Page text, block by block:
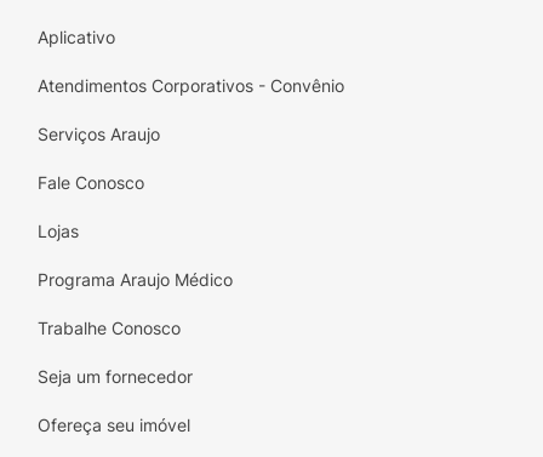
Aplicativo
Atendimentos Corporativos - Convênio
Serviços Araujo
Fale Conosco
Lojas
Programa Araujo Médico
Trabalhe Conosco
Seja um fornecedor
Ofereça seu imóvel